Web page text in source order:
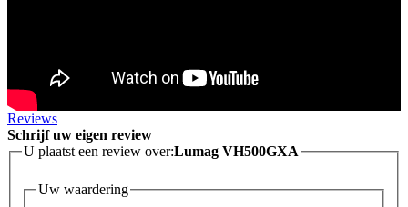
Reviews
Schrijf uw eigen review
U plaatst een review over:Lumag VH500GXA
Uw waardering